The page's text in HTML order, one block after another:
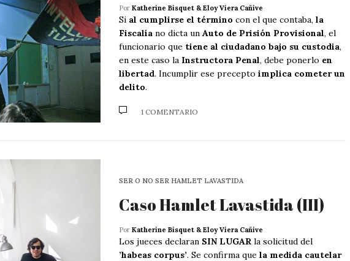
Por Katherine Bisquet & Eloy Viera Cañive
Si al cumplirse el término con el que contaba, la
Fiscalía no dicta un Auto de Prisión Provisional, el
funcionario que tiene al ciudadano bajo su custodia,
en este caso la Instructora Penal, debe ponerlo en
libertad. Incumplir ese precepto implica cometer un
delito.
1 COMENTARIO
SER O NO SER HAMLET LAVASTIDA
Caso Hamlet Lavastida (III)
Por Katherine Bisquet & Eloy Viera Cañive
Los jueces declaran SIN LUGAR la solicitud del
’habeas corpus’. Se confirma que la medida cautelar